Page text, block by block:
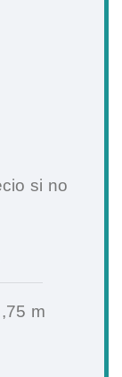
si no
m